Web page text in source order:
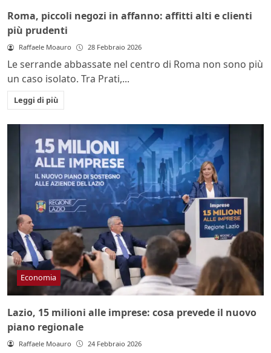
Roma, piccoli negozi in affanno: affitti alti e clienti
più prudenti
Raffaele Moauro 28 Febbraio 2026
Le serrande abbassate nel centro di Roma non sono più
un caso isolato. Tra Prati,...
Leggi di più
Economia
Lazio, 15 milioni alle imprese: cosa prevede il nuovo
piano regionale
Raffaele Moauro 24 Febbraio 2026